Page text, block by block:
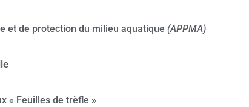
et de protection du milieu aquatique (APPMA)
« Feuilles de trèfle »